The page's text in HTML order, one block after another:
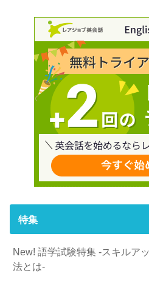
特集
New! 語学試験特集 -スキルア
法とは-